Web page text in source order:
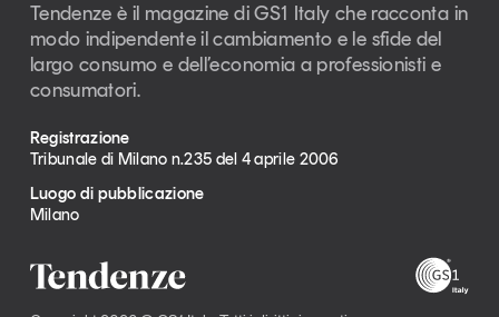
Tendenze è il magazine di GS1 Italy che racconta in
modo indipendente il cambiamento e le sfide del
largo consumo e dell’economia a professionisti e
consumatori.
Registrazione
Tribunale di Milano n.235 del 4 aprile 2006
Luogo di pubblicazione
Milano